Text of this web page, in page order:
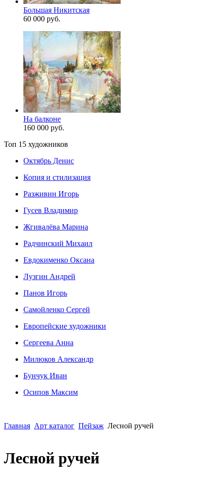
Большая Никитская
60 000 руб.
На балконе
160 000 руб.
Топ 15 художников
Октябрь Денис
Копия и стилизация
Разживин Игорь
Гусев Владимир
Жгивалёва Марина
Радчинский Михаил
Евдокименко Оксана
Лузгин Андрей
Панов Игорь
Сaмoйленко Сергей
Европейские художники
Сергеева Анна
Милюков Александр
Бунчук Иван
Осипoв Максим
Главная Арт каталог Пейзаж Лесной ручей
Лесной ручей